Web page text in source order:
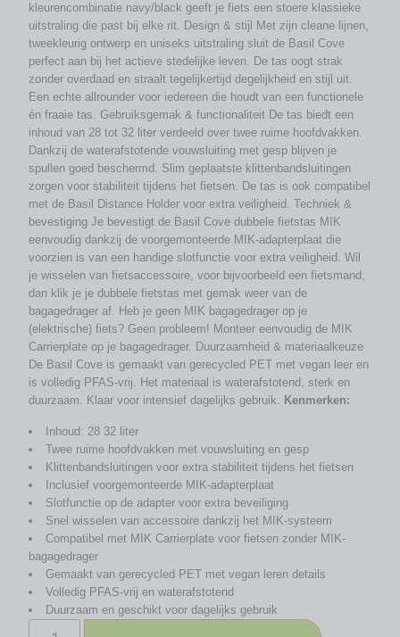
kleurencombinatie navy/black geeft je fiets een stoere klassieke
uitstraling die past bij elke rit. Design & stijl Met zijn cleane lijnen,
tweekleurig ontwerp en uniseks uitstraling sluit de Basil Cove
perfect aan bij het actieve stedelijke leven. De tas oogt strak
zonder overdaad en straalt tegelijkertijd degelijkheid en stijl uit.
Een echte allrounder voor iedereen die houdt van een functionele
én fraaie tas. Gebruiksgemak & functionaliteit De tas biedt een
inhoud van 28 tot 32 liter verdeeld over twee ruime hoofdvakken.
Dankzij de waterafstotende vouwsluiting met gesp blijven je
spullen goed beschermd. Slim geplaatste klittenbandsluitingen
zorgen voor stabiliteit tijdens het fietsen. De tas is ook compatibel
met de Basil Distance Holder voor extra veiligheid. Techniek &
bevestiging Je bevestigt de Basil Cove dubbele fietstas MIK
eenvoudig dankzij de voorgemonteerde MIK-adapterplaat die
voorzien is van een handige slotfunctie voor extra veiligheid. Wil
je wisselen van fietsaccessoire, voor bijvoorbeeld een fietsmand,
dan klik je je dubbele fietstas met gemak weer van de
bagagedrager af. Heb je geen MIK bagagedrager op je
(elektrische) fiets? Geen probleem! Monteer eenvoudig de MIK
Carrierplate op je bagagedrager. Duurzaamheid & materiaalkeuze
De Basil Cove is gemaakt van gerecycled PET met vegan leer en
is volledig PFAS-vrij. Het materiaal is waterafstotend, sterk en
duurzaam. Klaar voor intensief dagelijks gebruik. Kenmerken:
Inhoud: 28 32 liter
Twee ruime hoofdvakken met vouwsluiting en gesp
Klittenbandsluitingen voor extra stabiliteit tijdens het fietsen
Inclusief voorgemonteerde MIK-adapterplaat
Slotfunctie op de adapter voor extra beveiliging
Snel wisselen van accessoire dankzij het MIK-systeem
Compatibel met MIK Carrierplate voor fietsen zonder MIK-
bagagedrager
Gemaakt van gerecycled PET met vegan leren details
Volledig PFAS-vrij en waterafstotend
Duurzaam en geschikt voor dagelijks gebruik